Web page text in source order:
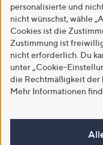
personalisierte und
nicht wünschst, wähle
Cookies ist die
Zustimmung ist
nicht erforderlich. Du
unter „Cookie-
die Rechtmäßigkeit der
Mehr Informationen